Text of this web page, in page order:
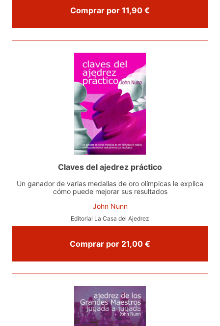
Comprar por 11,90 €
Claves del ajedrez práctico
Un ganador de varias medallas de oro olímpicas le explica
cómo puede mejorar sus resultados
John Nunn
Editorial La Casa del Ajedrez
Comprar por 21,00 €